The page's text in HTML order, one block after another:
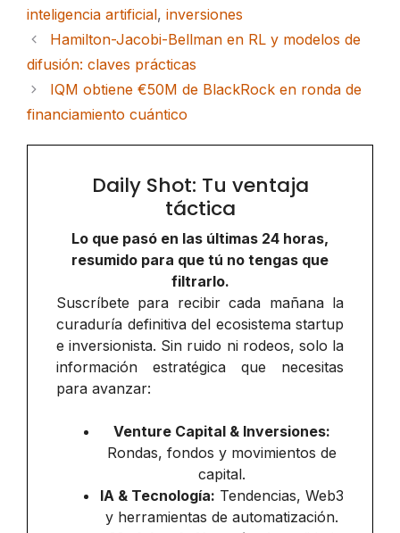
inteligencia artificial, inversiones
Hamilton-Jacobi-Bellman en RL y modelos de
difusión: claves prácticas
IQM obtiene €50M de BlackRock en ronda de
financiamiento cuántico
Daily Shot: Tu ventaja
táctica
Lo que pasó en las últimas 24 horas,
resumido para que tú no tengas que
filtrarlo.
Suscríbete para recibir cada mañana la
curaduría definitiva del ecosistema startup
e inversionista. Sin ruido ni rodeos, solo la
información estratégica que necesitas
para avanzar:
Venture Capital & Inversiones:
Rondas, fondos y movimientos de
capital.
IA & Tecnología: Tendencias, Web3
y herramientas de automatización.